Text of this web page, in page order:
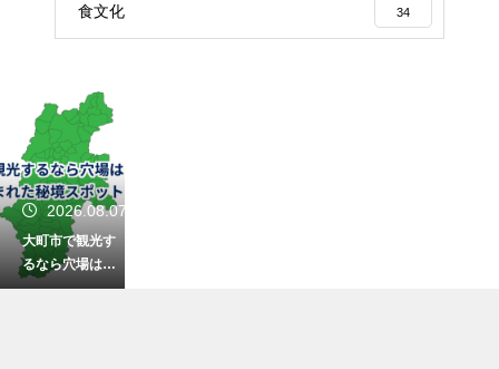
食文化 34
2026.08.07
大町市で観光す
るなら穴場はど
こ？湖と山に囲